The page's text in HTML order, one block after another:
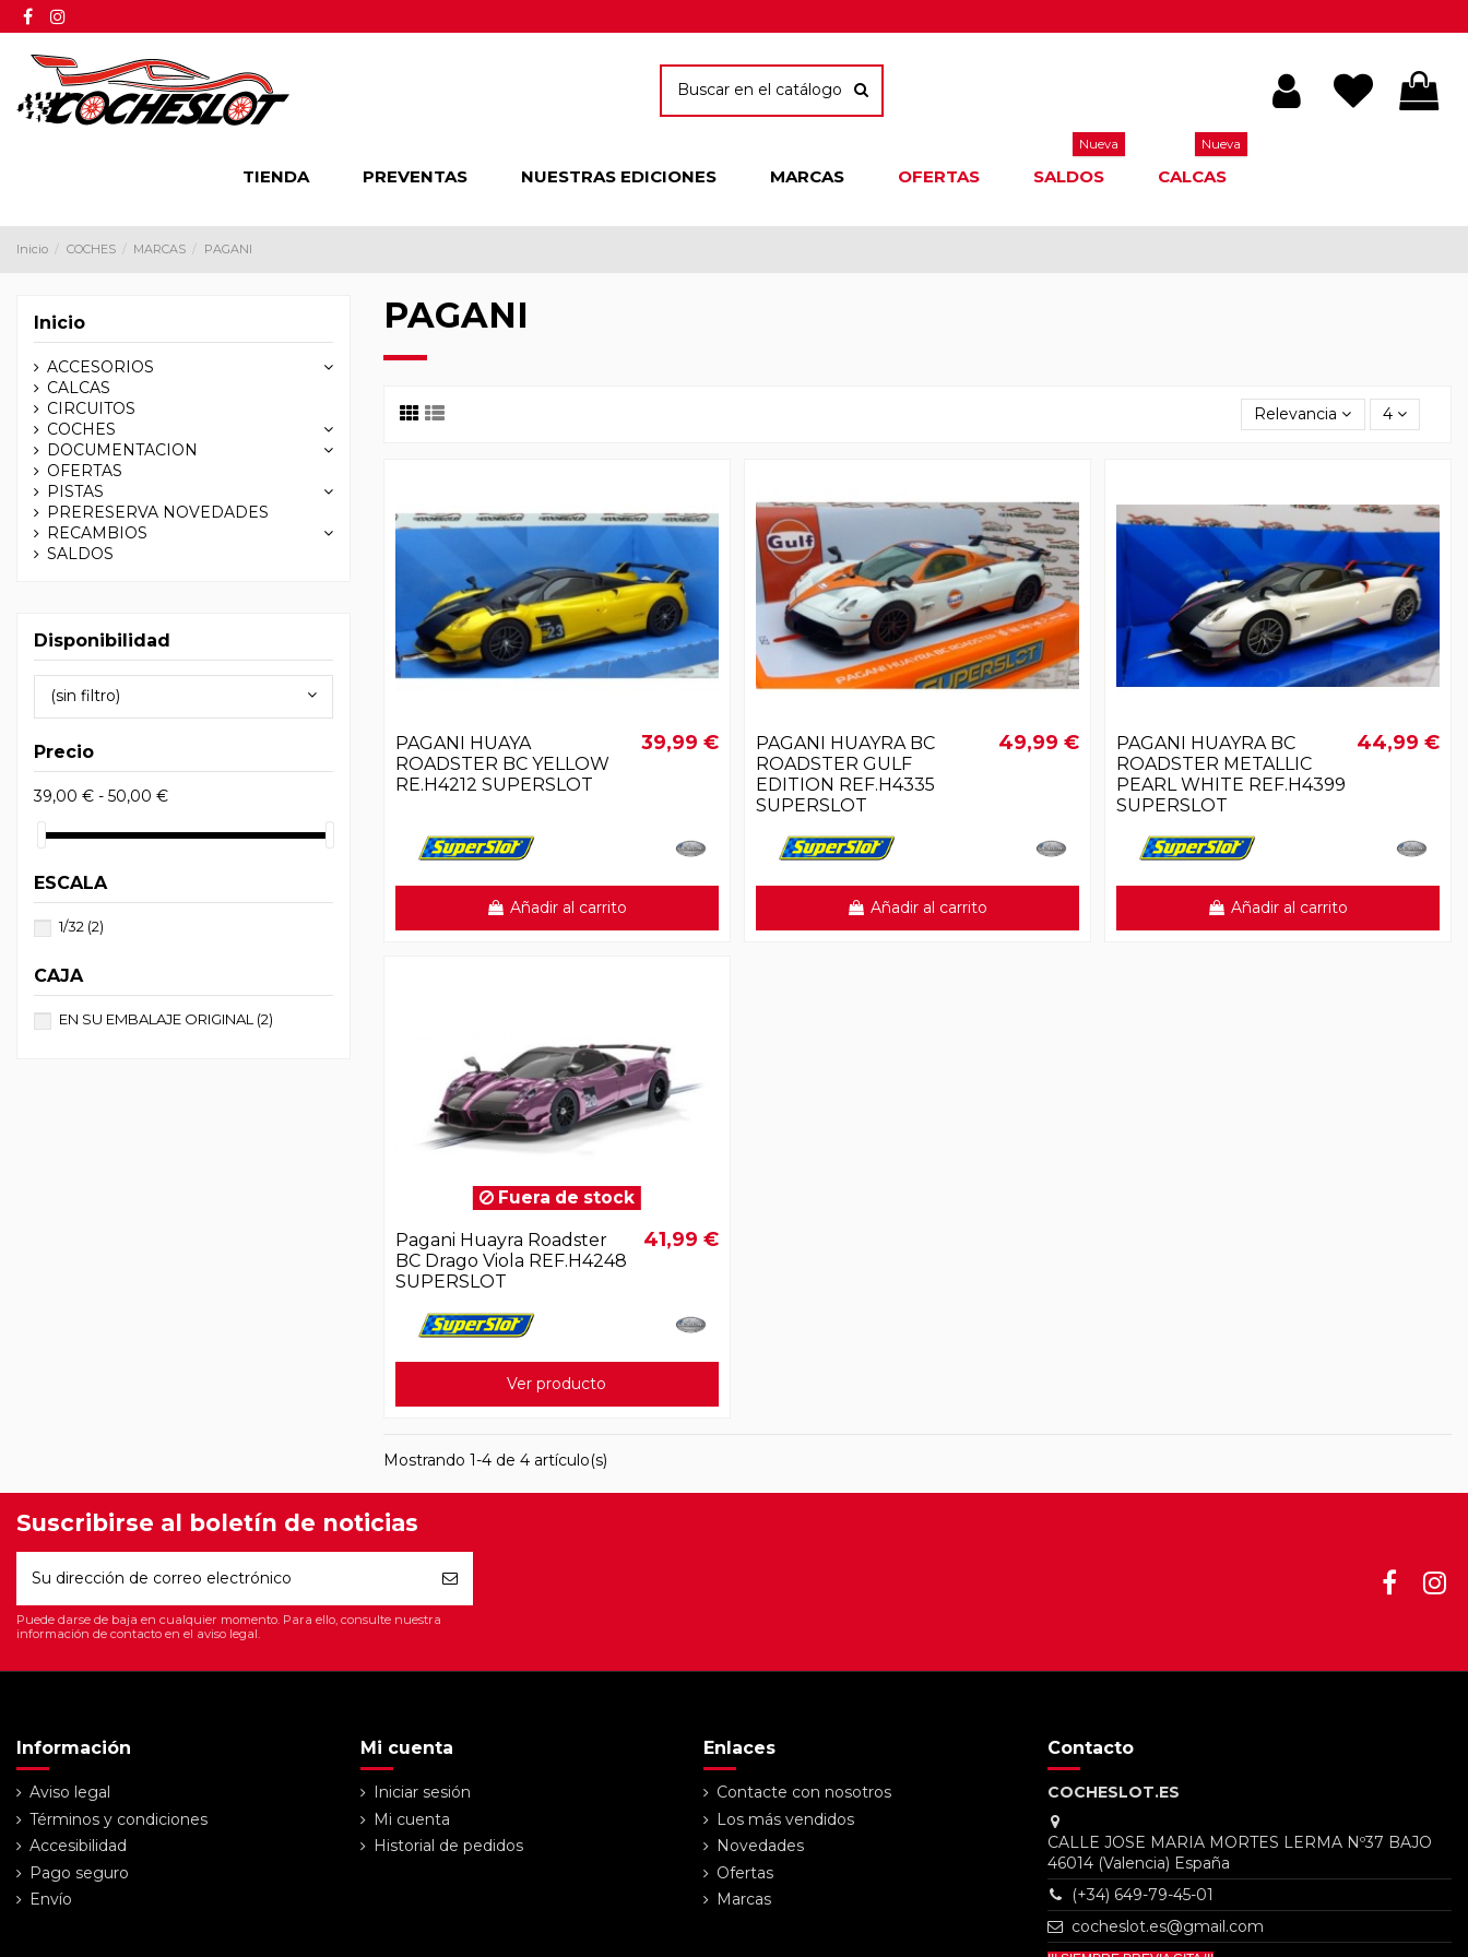
TIENDA PREVENTAS NUESTRAS EDICIONES MARCAS OFERTAS SALDOS
Nueva
CALCAS
Nueva
Inicio COCHES MARCAS PAGANI
PAGANI
Relevancia 4
PAGANI HUAYA
ROADSTER BC YELLOW
RE.H4212 SUPERSLOT
39,99 €
Añadir al carrito
PAGANI HUAYRA BC
ROADSTER GULF
EDITION REF.H4335
SUPERSLOT
49,99 €
Añadir al carrito
PAGANI HUAYRA BC
ROADSTER METALLIC
PEARL WHITE REF.H4399
SUPERSLOT
44,99 €
Añadir al carrito
Fuera de stock
Pagani Huayra Roadster
BC Drago Viola REF.H4248
SUPERSLOT
41,99 €
Ver producto
Mostrando 1-4 de 4 artículo(s)
Inicio
ACCESORIOS
CALCAS
CIRCUITOS
COCHES
DOCUMENTACION
OFERTAS
PISTAS
PRERESERVA NOVEDADES
RECAMBIOS
SALDOS
Disponibilidad
(sin filtro)
Precio
39,00 € - 50,00 €
ESCALA
1/32 (2)
CAJA
EN SU EMBALAJE ORIGINAL (2)
Suscribirse al boletín de noticias
Puede darse de baja en cualquier momento. Para ello, consulte nuestra
información de contacto en el aviso legal.
Información
Aviso legal
Términos y condiciones
Accesibilidad
Pago seguro
Envío
Mi cuenta
Iniciar sesión
Mi cuenta
Historial de pedidos
Enlaces
Contacte con nosotros
Los más vendidos
Novedades
Ofertas
Marcas
Contacto
COCHESLOT.ES
CALLE JOSE MARIA MORTES LERMA Nº37 BAJO
46014 (Valencia) España
(+34) 649-79-45-01
cocheslot.es@gmail.com